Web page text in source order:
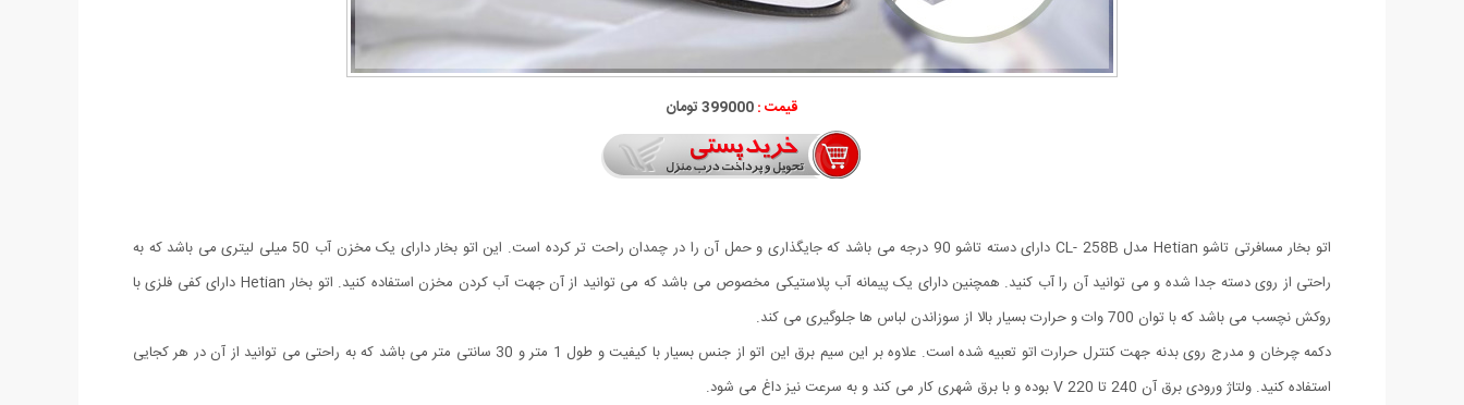
قیمت :399000 تومان
اتو بخار مسافرتی تاشو Hetian مدل CL- 258B دارای دسته تاشو 90 درجه می باشد که جایگذاری و حمل آن را در چمدان راحت تر کرده است. این اتو بخار دارای یک مخزن آب 50 میلی لیتری می باشد که به
راحتی از روی دسته جدا شده و می توانید آن را آب کنید. همچنین دارای یک پیمانه آب پلاستیکی مخصوص می باشد که می توانید از آن جهت آب کردن مخزن استفاده کنید. اتو بخار Hetian دارای کفی فلزی با
روکش نچسب می باشد که با توان 700 وات و حرارت بسیار بالا از سوزاندن لباس ها جلوگیری می کند.
دکمه چرخان و مدرج روی بدنه جهت کنترل حرارت اتو تعبیه شده است. علاوه بر این سیم برق این اتو از جنس بسیار با کیفیت و طول 1 متر و 30 سانتی متر می باشد که به راحتی می توانید از آن در هر کجایی
استفاده کنید. ولتاژ ورودی برق آن 240 تا 220 V بوده و با برق شهری کار می کند و به سرعت نیز داغ می شود.